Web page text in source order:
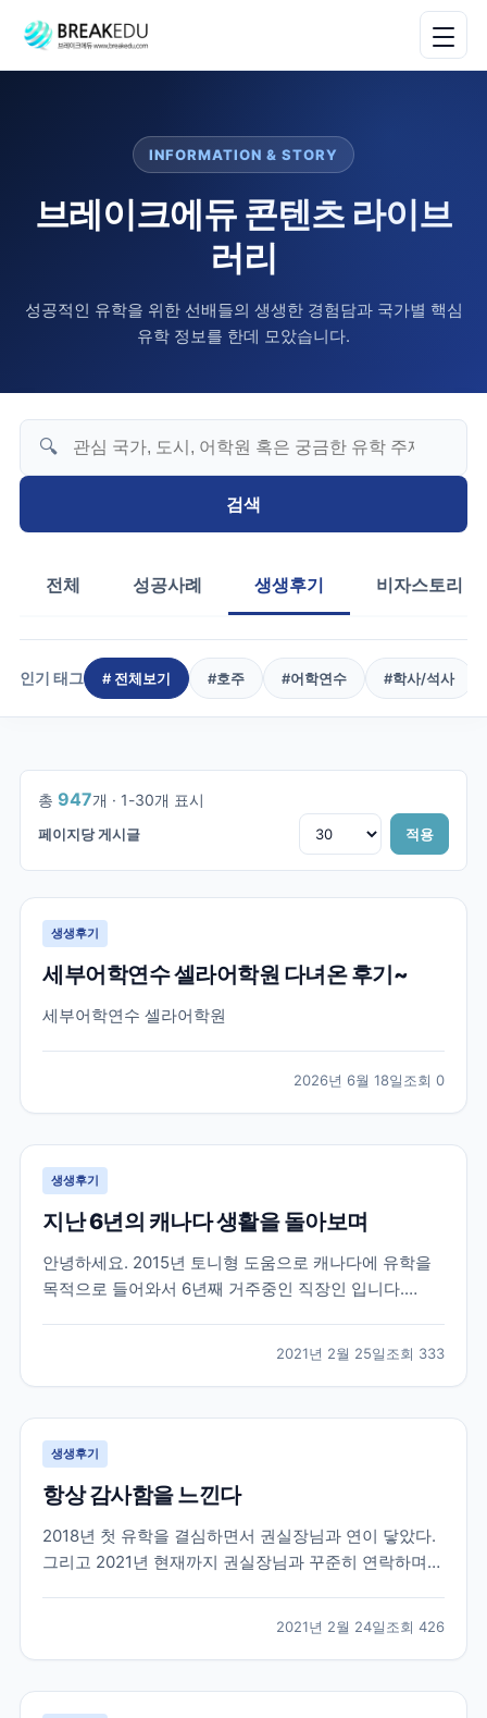
INFORMATION & STORY
브레이크에듀 콘텐츠 라이브
러리
성공적인 유학을 위한 선배들의 생생한 경험담과 국가별 핵심
유학 정보를 한데 모았습니다.
🔍
검색
전체 성공사례 생생후기 비자스토리
인기 태그 # 전체보기 #호주 #어학연수 #학사/석사
총 947개 · 1-30개 표시
페이지당 게시글 적용
1/32
생생후기
세부어학연수 셀라어학원 다녀온 후기~
세부어학연수 셀라어학원
2026년 6월 18일조회 0
생생후기
지난 6년의 캐나다 생활을 돌아보며
안녕하세요. 2015년 토니형 도움으로 캐나다에 유학을
목적으로 들어와서 6년째 거주중인 직장인 입니다.
시간이 지났네요. 캐나다라는 나라가 어디에 있는지도
몰랐던 제가 군 복무중에 수많은 유학원들 중에서 브레
이크...
2021년 2월 25일조회 333
생생후기
항상 감사함을 느낀다
2018년 첫 유학을 결심하면서 권실장님과 연이 닿았다.
그리고 2021년 현재까지 권실장님과 꾸준히 연락하며
해줄만큼 캐나다 사정을 잘 알지도 못하거니와 그들이
해 줄 수 있는건 정서적이 도움들 밖에 없다. 그...
2021년 2월 24일조회 426